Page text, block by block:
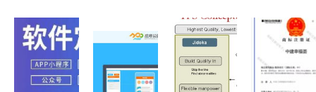
助力企业迈
向智能未来
省“专精特
号
Ruff获2100
万A轮融资
领先软件开
以电子地图
与GIS为核
心，打造智